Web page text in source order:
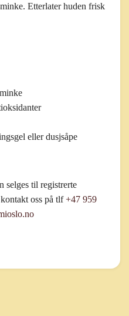
Etterlater huden frisk
eller dusjsåpe
selges til registrerte
oss på tlf+47 959